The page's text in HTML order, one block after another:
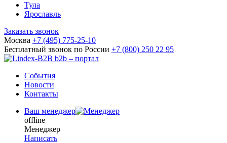
Тула
Ярославль
Заказать звонок
Москва +7 (495) 775-25-10
Бесплатный звонок по России +7 (800) 250 22 95
b2b – портал
События
Новости
Контакты
Ваш менеджер
offline
Менеджер
Написать